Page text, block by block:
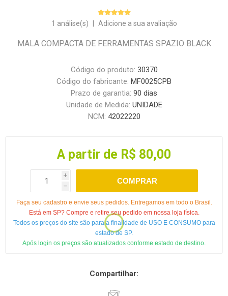
1 análise(s) Adicione a sua avaliação
MALA COMPACTA DE FERRAMENTAS SPAZIO BLACK
Código do produto: 30370
Código do fabricante: MF0025CPB
Prazo de garantia: 90 dias
Unidade de Medida: UNIDADE
NCM: 42022220
A partir de R$ 80,00
i
h
COMPRAR
Faça seu cadastro e envie seus pedidos. Entregamos em todo o Brasil.
Está em SP? Compre e retire seu pedido em nossa loja física.
Todos os preços do site são para a finalidade de USO E CONSUMO para
estado de SP.
Após login os preços são atualizados conforme estado de destino.
Compartilhar: